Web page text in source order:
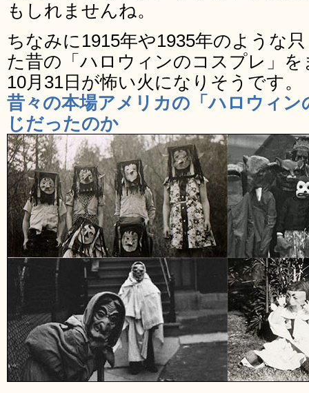
もしれませんね。
ちなみに1915年や1935年のような
た昔の「ハロウィンのコスプレ」
10月31日が怖い火になりそうです。
昔々の本場アメリカの「ハロウィ
じだったのか